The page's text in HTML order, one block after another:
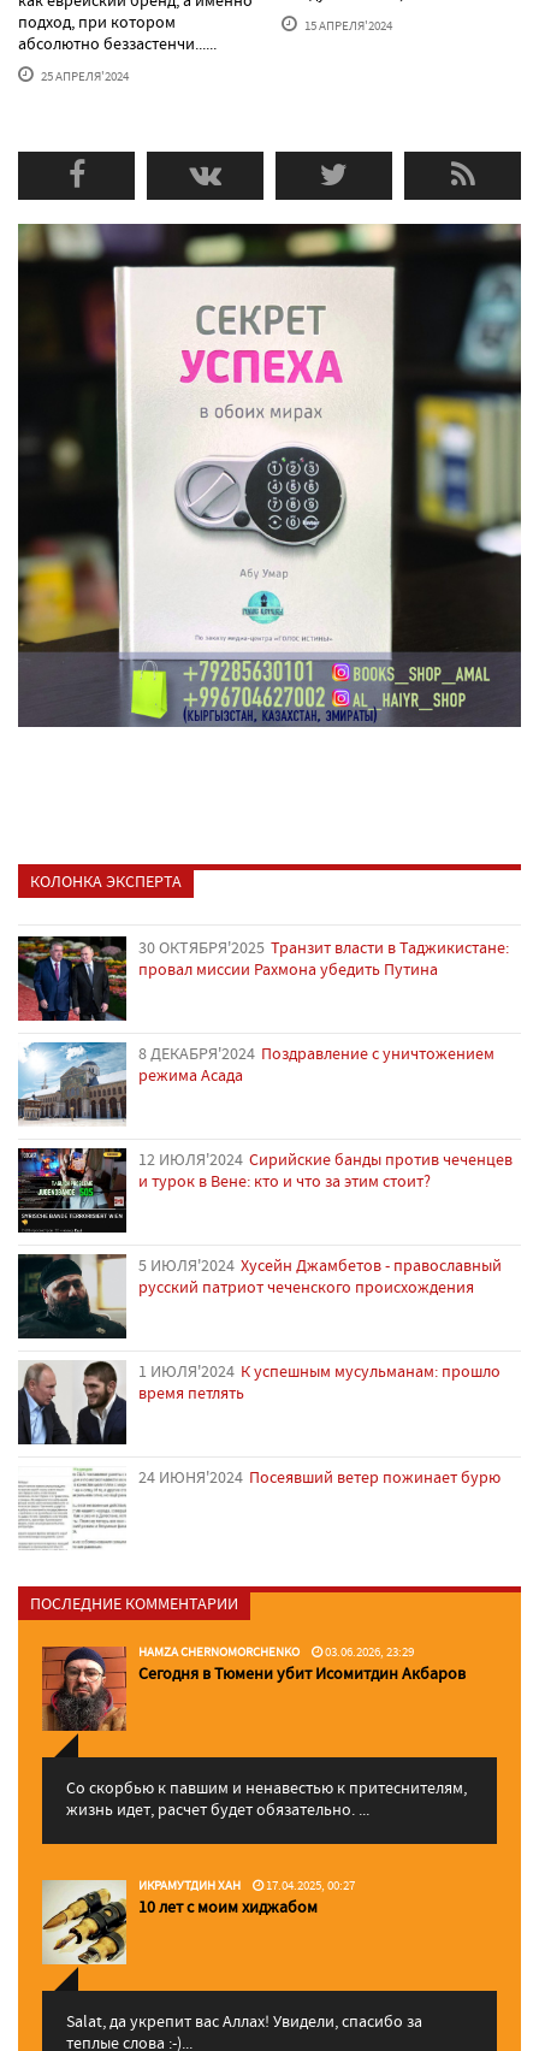
подход, при котором
абсолютно беззастенчи......
25 АПРЕЛЯ'2024
15 АПРЕЛЯ'2024
КОЛОНКА ЭКСПЕРТА
30 ОКТЯБРЯ'2025 Транзит власти в Таджикистане:
провал миссии Рахмона убедить Путина
8 ДЕКАБРЯ'2024 Поздравление с уничтожением
режима Асада
12 ИЮЛЯ'2024 Сирийские банды против чеченцев
и турок в Вене: кто и что за этим стоит?
5 ИЮЛЯ'2024 Хусейн Джамбетов - православный
русский патриот чеченского происхождения
1 ИЮЛЯ'2024 К успешным мусульманам: прошло
время петлять
24 ИЮНЯ'2024 Посеявший ветер пожинает бурю
ПОСЛЕДНИЕ КОММЕНТАРИИ
HAMZA CHERNOMORCHENKO 03.06.2026, 23:29
Сегодня в Тюмени убит Исомитдин Акбаров
Со скорбью к павшим и ненавестью к притеснителям,
жизнь идет, расчет будет обязательно. ...
ИКРАМУТДИН ХАН 17.04.2025, 00:27
10 лет с моим хиджабом
Salat, да укрепит вас Аллаx! Увидели, спасибо за
теплые слова :-)...